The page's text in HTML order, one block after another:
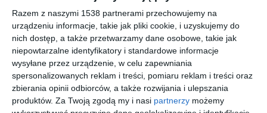
Razem z naszymi 1538 partnerami przechowujemy na
urządzeniu informacje, takie jak pliki cookie, i uzyskujemy do
nich dostęp, a także przetwarzamy dane osobowe, takie jak
niepowtarzalne identyfikatory i standardowe informacje
wysyłane przez urządzenie, w celu zapewniania
spersonalizowanych reklam i treści, pomiaru reklam i treści oraz
zbierania opinii odbiorców, a także rozwijania i ulepszania
produktów. Za Twoją zgodą my i nasi partnerzy możemy
INSPIRACJA
Jasny przestronny salon
Salon z biurkiem, kanapą i stolikiem kawowym z palety